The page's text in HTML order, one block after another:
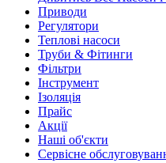
Приводи
Регулятори
Теплові насоси
Труби & Фітинги
Фільтри
Інструмент
Ізоляція
Прайс
Акції
Наші об'єкти
Сервісне